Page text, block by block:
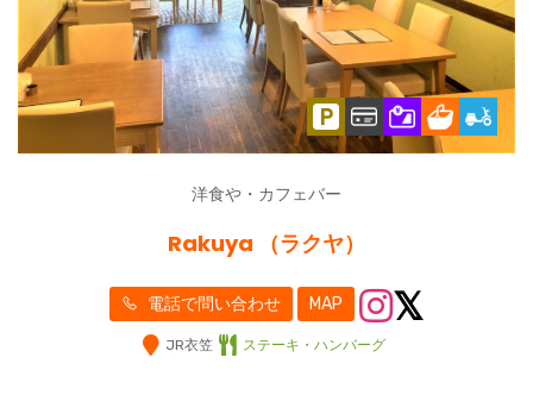
洋食や・カフェバー
Rakuya （ラクヤ）
電話で問い合わせ MAP
JR衣笠 ステーキ・ハンバーグ